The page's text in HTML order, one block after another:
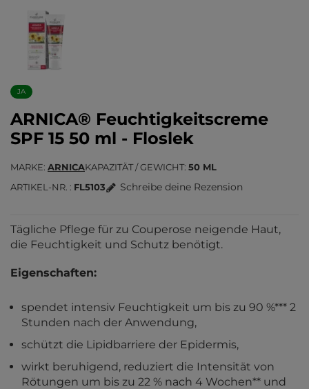
JA
ARNICA® Feuchtigkeitscreme
SPF 15 50 ml - Floslek
MARKE ARNICAKAPAZITÄT / GEWICHT 50 ML
ARTIKEL-NR.
FL5103 Schreibe deine Rezension
Tägliche Pflege für zu Couperose neigende Haut,
die Feuchtigkeit und Schutz benötigt.
Eigenschaften:
spendet intensiv Feuchtigkeit um bis zu 90 %*** 2
Stunden nach der Anwendung,
schützt die Lipidbarriere der Epidermis,
wirkt beruhigend, reduziert die Intensität von
Rötungen um bis zu 22 % nach 4 Wochen** und